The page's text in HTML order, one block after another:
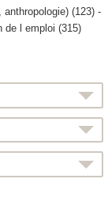
(123) -
de l emploi (315)